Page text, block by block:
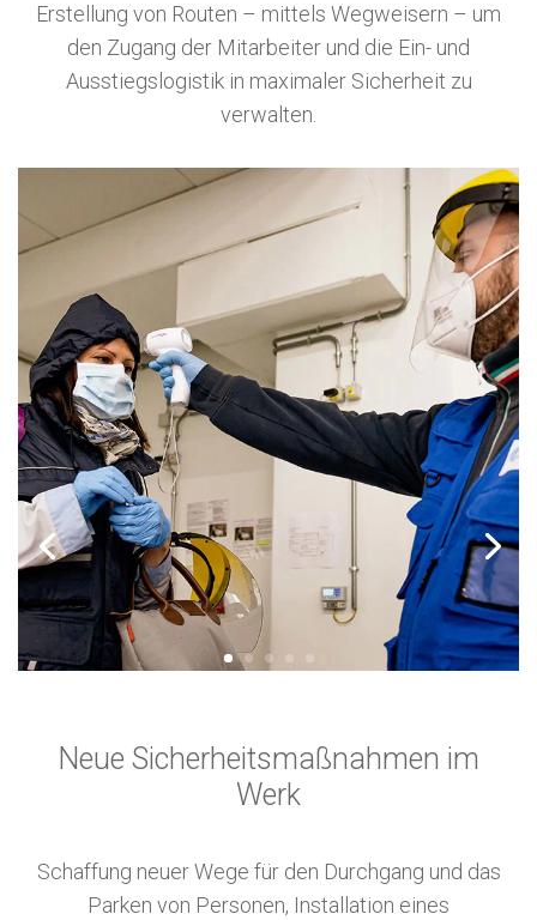
Erstellung von Routen – mittels Wegweisern – um
den Zugang der Mitarbeiter und die Ein- und
Ausstiegslogistik in maximaler Sicherheit zu
verwalten.
Neue Sicherheitsmaßnahmen im
Werk
Schaffung neuer Wege für den Durchgang und das
Parken von Personen, Installation eines